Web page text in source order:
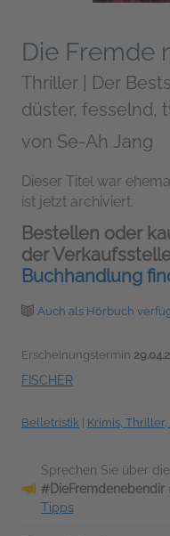
Die Fremde
Thriller | Der
düster, fesselnd,
von Se-Ah Jang
Dieser Titel war
ist jetzt archiviert.
Bestellen oder
der
Buchhandlung
Auch als Hörbuch
Erscheinungstermin
FISCHER
Belletristik Krimis,
Sprechen Sie über
#DieFremdenebendir
Tipps